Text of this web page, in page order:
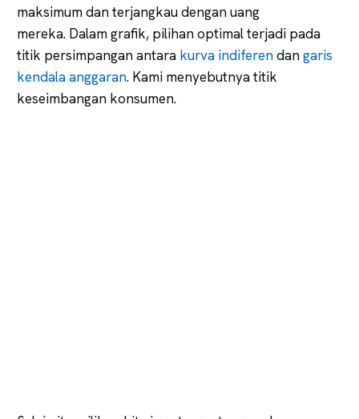
maksimum dan terjangkau dengan uang
mereka. Dalam grafik, pilihan optimal terjadi pada
titik persimpangan antara kurva indiferendangaris
kendala anggaran. Kami menyebutnya titik
keseimbangan konsumen.